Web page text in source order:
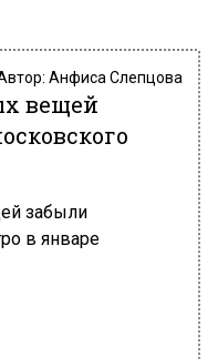
Анфиса Слепцова
вещей